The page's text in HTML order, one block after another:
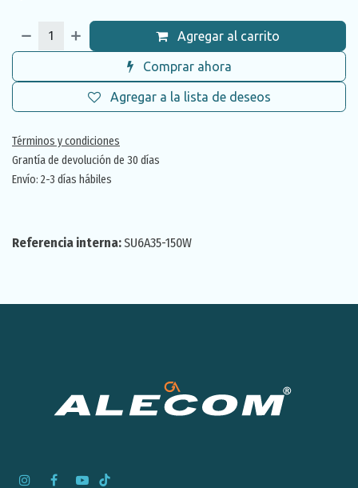
Agregar al carrito
Comprar ahora
Agregar a la lista de deseos
Términos y condiciones
Grantía de devolución de 30 días
Envío: 2-3 días hábiles
Referencia interna:SU6A35-150W